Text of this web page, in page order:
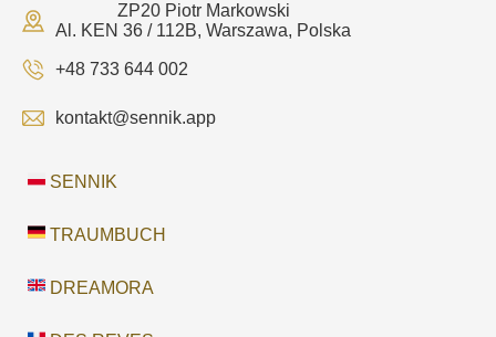
ZP20 Piotr Markowski
Al. KEN 36 / 112B, Warszawa, Polska
+48 733 644 002
kontakt@sennik.app
SENNIK
TRAUMBUCH
DREAMORA